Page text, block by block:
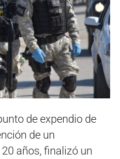
de expendio de
de un
años, finalizó un